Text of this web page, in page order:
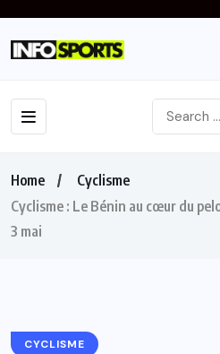
Home
Cyclisme
Cyclisme : Le Bénin au cœur du
3 mai
CYCLISME